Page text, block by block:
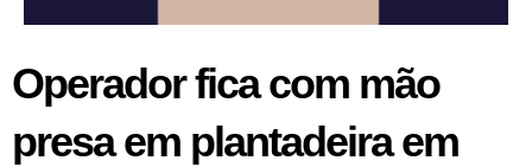
Operador fica com mão
presa em plantadeira em